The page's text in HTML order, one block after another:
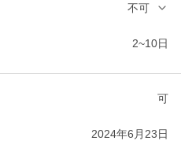
不可
2~10日
可
2024年6月23日